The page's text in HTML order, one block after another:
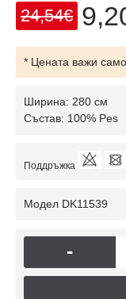
24,54€
* Цената важи
Ширина: 280 см
Състав: 100% Pes
Поддръжка
Модел DK11539
-